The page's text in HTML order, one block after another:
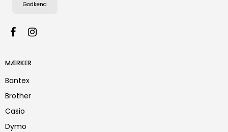
Godkend
MÆRKER
Bantex
Brother
Casio
Dymo